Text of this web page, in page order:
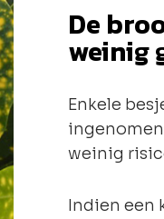
De
weinig
Enkele
weinig
Indien een